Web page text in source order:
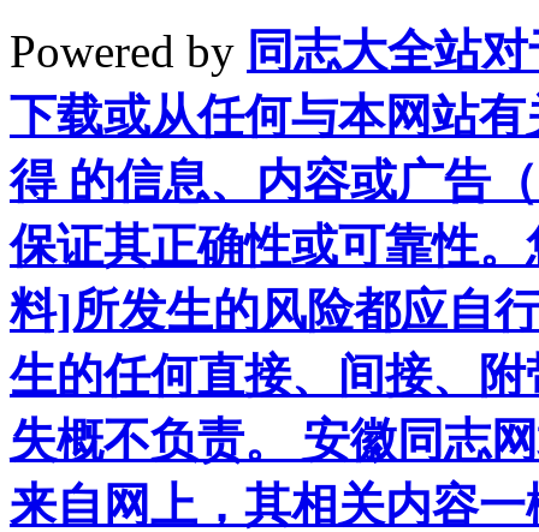
Powered by 同志大全站
下载或从任何与本网站
得 的信息、内容或广告
保证其正确性或可靠性
料]所发生的风险都应自
生的任何直接、间接、
失概不负责。 安徽同志
来自网上，其相关内容